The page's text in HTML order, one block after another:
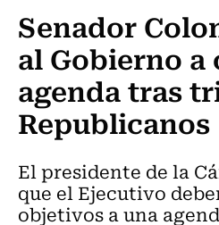
Senador
al Gobierno a
agenda tras
Republicanos
El presidente de la
que el Ejecutivo
objetivos a una